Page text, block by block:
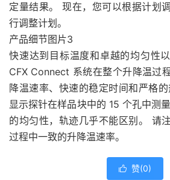
定量结果。 现在，您可以根据计划
行调整计划。
产品细节图片3
快速达到目标温度和卓越的均匀性
CFX Connect 系统在整个升降温过
降温速率、快速的稳定时间和严格
显示探针在样品块中的 15 个孔中测
的均匀性，轨迹几乎不能区别。 请
过程中一致的升降温速率。
 赞(0)